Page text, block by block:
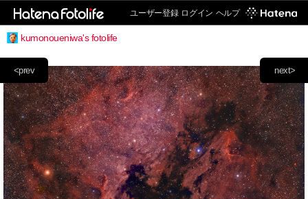
ユーザー登録 ログイン ヘルプ
kumonoueniwa's fotolife
next>
<prev